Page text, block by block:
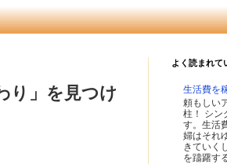
り」を見つけ
よく読まれて
生活費を
頼もしい
柱！ シン
す。生活
婦はそれ
きていく
を躊躇す